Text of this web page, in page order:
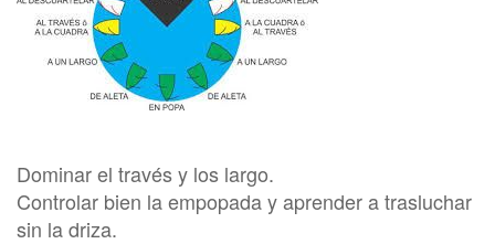
Dominar el través y los largo.
Controlar bien la empopada y aprender a trasluchar
sin la driza.